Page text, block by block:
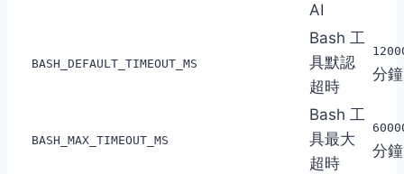
AI
BASH_DEFAULT_TIMEOUT_MS
Bash 工
具默認
超時
分
BASH_MAX_TIMEOUT_MS
Bash 工
具最大
超時
分